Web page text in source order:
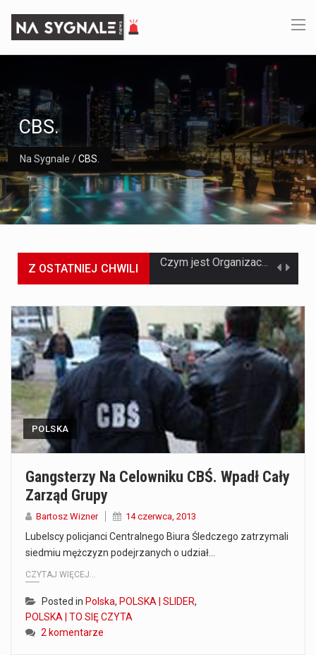
Na Sygnale /CBS.
CBS.
Z OSTATNIEJ CHWILI Jaką dynamikę wzrostu PKB przewidują prognozy gospodarcze dla Polski w 2026 roku? Prognozy dotyczące gospodarki Polski na rok 2026 sugerują, że Produkt Krajowy Brutto (PKB)…
Co to jest cyberbezpieczeństwo w sieci? Cyberbezpieczeństwo w Internecie stanowi istotny element ochrony systemów informacyjnych. Jego zasadniczym celem jest zabezpieczenie przed różnorodnymi cyberzagrożeniami oraz ryzykiem,…
POLSKA
Gangsterzy Na Celowniku CBŚ. Wpadł Cały
Zarząd Grupy
Bartosz Wizner 14 czerwca, 2013
Lubelscy policjanci Centralnego Biura Śledczego zatrzymali
siedmiu mężczyzn podejrzanych o udział…
CZYTAJ WIĘCEJ...
Posted in Polska, POLSKA | SLIDER,
POLSKA | TO SIĘ CZYTA
2 komentarze